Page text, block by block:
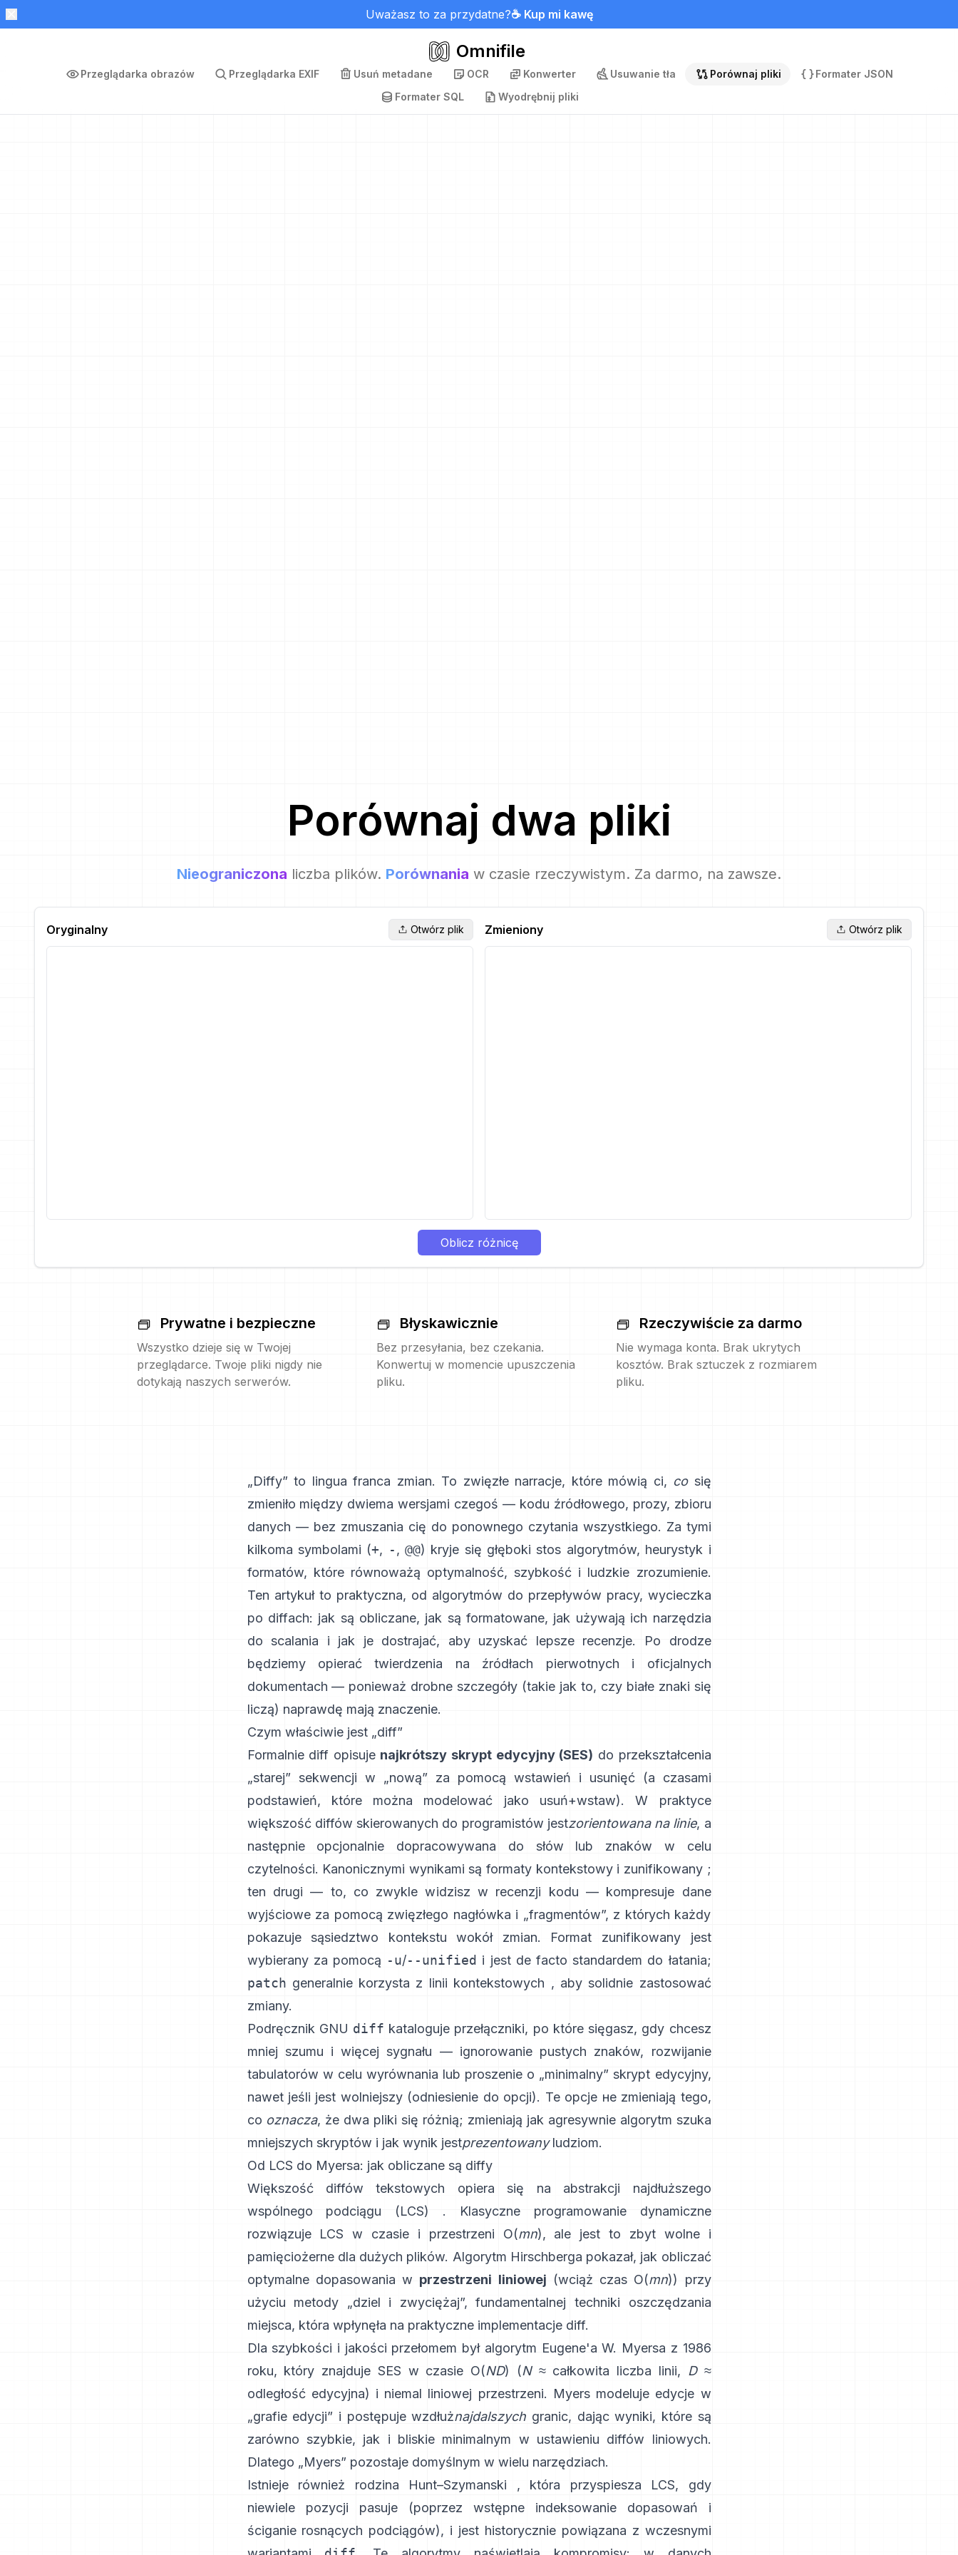
Uważasz to za przydatne?☕ Kup mi kawę
Omnifile
Przeglądarka obrazów Przeglądarka EXIF Usuń metadane OCR Konwerter Usuwanie tła Porównaj pliki
Formater JSON
Formater SQL
Wyodrębnij pliki
Porównaj dwa pliki
Nieograniczona liczba plików. Porównania w czasie rzeczywistym. Za darmo, na zawsze.
Oryginalny Otwórz plik Zmieniony Otwórz plik
Oblicz różnicę
Prywatne i bezpieczne
Wszystko dzieje się w Twojej
przeglądarce. Twoje pliki nigdy nie
dotykają naszych serwerów.
Błyskawicznie
Bez przesyłania, bez czekania.
Konwertuj w momencie upuszczenia
pliku.
Rzeczywiście za darmo
Nie wymaga konta. Brak ukrytych
kosztów. Brak sztuczek z rozmiarem
pliku.
„Diffy” to lingua franca zmian. To zwięzłe narracje, które mówią ci, cosię
zmieniło między dwiema wersjami czegoś — kodu źródłowego, prozy, zbioru
danych — bez zmuszania cię do ponownego czytania wszystkiego. Za tymi
kilkoma symbolami (+, -, @@) kryje się głęboki stos algorytmów, heurystyk i
formatów, które równoważą optymalność, szybkość i ludzkie zrozumienie.
Ten artykuł to praktyczna, od algorytmów do przepływów pracy, wycieczka
po diffach: jak są obliczane, jak są formatowane, jak używają ich narzędzia
do scalania i jak je dostrajać, aby uzyskać lepsze recenzje. Po drodze
będziemy opierać twierdzenia na źródłach pierwotnych i oficjalnych
dokumentach — ponieważ drobne szczegóły (takie jak to, czy białe znaki się
liczą) naprawdę mają znaczenie.
Czym właściwie jest „diff”
Formalnie diff opisuje najkrótszy skrypt edycyjny (SES) do przekształcenia
„starej” sekwencji w „nową” za pomocą wstawień i usunięć (a czasami
podstawień, które można modelować jako usuń+wstaw). W praktyce
większość diffów skierowanych do programistów jestzorientowana na linie, a
następnie opcjonalnie dopracowywana do słów lub znaków w celu
czytelności. Kanonicznymi wynikami są formaty kontekstowy i zunifikowany ;
ten drugi — to, co zwykle widzisz w recenzji kodu — kompresuje dane
wyjściowe za pomocą zwięzłego nagłówka i „fragmentów”, z których każdy
pokazuje sąsiedztwo kontekstu wokół zmian. Format zunifikowany jest
wybierany za pomocą -u/--unified i jest de facto standardem do łatania;
patch generalnie korzysta z linii kontekstowych , aby solidnie zastosować
zmiany.
Podręcznik GNU diff kataloguje przełączniki, po które sięgasz, gdy chcesz
mniej szumu i więcej sygnału — ignorowanie pustych znaków, rozwijanie
tabulatorów w celu wyrównania lub proszenie o „minimalny” skrypt edycyjny,
nawet jeśli jest wolniejszy (odniesienie do opcji). Te opcje не zmieniają tego,
co oznacza, że dwa pliki się różnią; zmieniają jak agresywnie algorytm szuka
mniejszych skryptów i jak wynik jestprezentowanyludziom.
Od LCS do Myersa: jak obliczane są diffy
Większość diffów tekstowych opiera się na abstrakcji
najdłuższego
wspólnego podciągu (LCS)
. Klasyczne programowanie dynamiczne
rozwiązuje LCS w czasie i przestrzeni O(mn), ale jest to zbyt wolne i
pamięciożerne dla dużych plików. Algorytm Hirschberga pokazał, jak obliczać
optymalne dopasowania w przestrzeni liniowej (wciąż czas O(mn)) przy
użyciu metody „dziel i zwyciężaj”, fundamentalnej techniki oszczędzania
miejsca, która wpłynęła na praktyczne implementacje diff.
Dla szybkości i jakości przełomem był algorytm Eugene'a W. Myersa z 1986
roku, który znajduje SES w czasie O(ND) (N≈ całkowita liczba linii, D≈
odległość edycyjna) i niemal liniowej przestrzeni. Myers modeluje edycje w
„grafie edycji” i postępuje wzdłużnajdalszych granic, dając wyniki, które są
zarówno szybkie, jak i bliskie minimalnym w ustawieniu diffów liniowych.
Dlatego „Myers” pozostaje domyślnym w wielu narzędziach.
Istnieje również rodzina
Hunt–Szymanski
, która przyspiesza LCS, gdy
niewiele pozycji pasuje (poprzez wstępne indeksowanie dopasowań i
ściganie rosnących podciągów), i jest historycznie powiązana z wczesnymi